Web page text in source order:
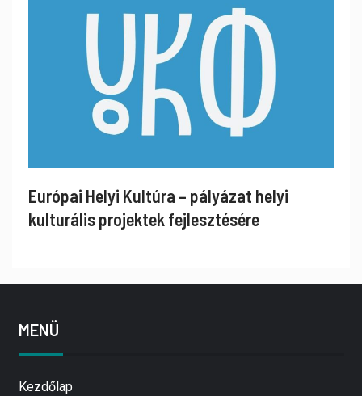
Európai Helyi Kultúra – pályázat helyi
kulturális projektek fejlesztésére
MENÜ
Kezdőlap